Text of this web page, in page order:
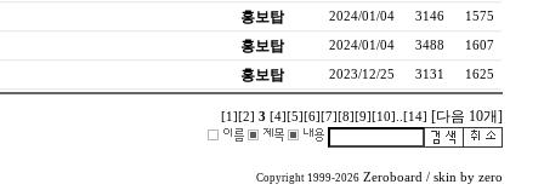
홍보탑 2024/01/04 3146 1575
홍보탑 2024/01/04 3488 1607
홍보탑 2023/12/25 3131 1625
[1] [2] 3 [4] [5] [6] [7] [8] [9] [10] [14] [다음 10개]
Copyright 1999-2026 Zeroboard / skin by zero